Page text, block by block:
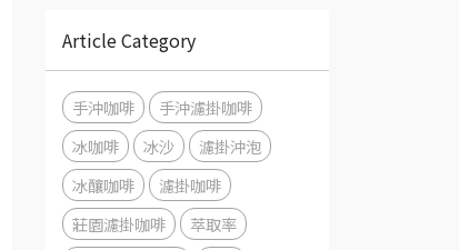
Article Category
手沖咖啡
手沖濾掛咖啡
冰咖啡
冰沙
濾掛沖泡
冰釀咖啡
濾掛咖啡
莊園濾掛咖啡
萃取率